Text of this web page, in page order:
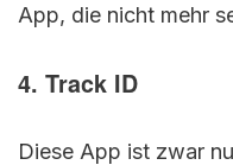
App, die nicht mehr
4. Track ID
Diese App ist zwar